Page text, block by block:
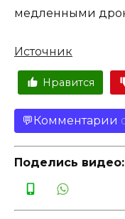
медленными
Источник
Нравится
Комментарии
Поделись видео: